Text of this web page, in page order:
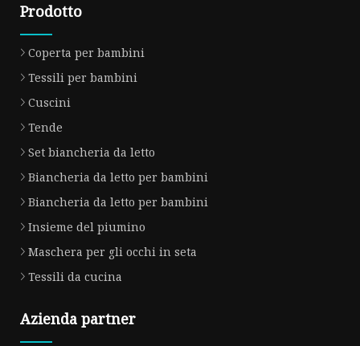
Prodotto
Coperta per bambini
Tessili per bambini
Cuscini
Tende
Set biancheria da letto
Biancheria da letto per bambini
Biancheria da letto per bambini
Insieme del piumino
Maschera per gli occhi in seta
Tessili da cucina
Azienda partner